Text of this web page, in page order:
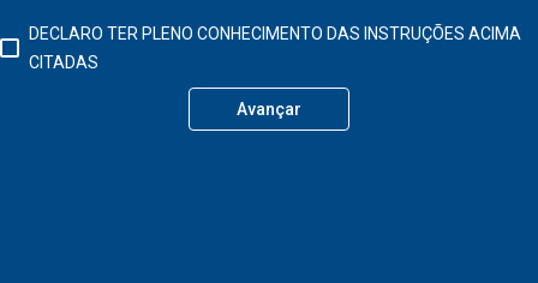
DECLARO TER PLENO CONHECIMENTO DAS INSTRUÇÕES ACIMA
CITADAS
Avançar